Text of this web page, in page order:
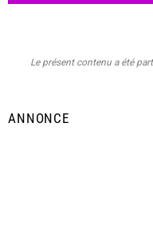
Le présent contenu a été
ANNONCE